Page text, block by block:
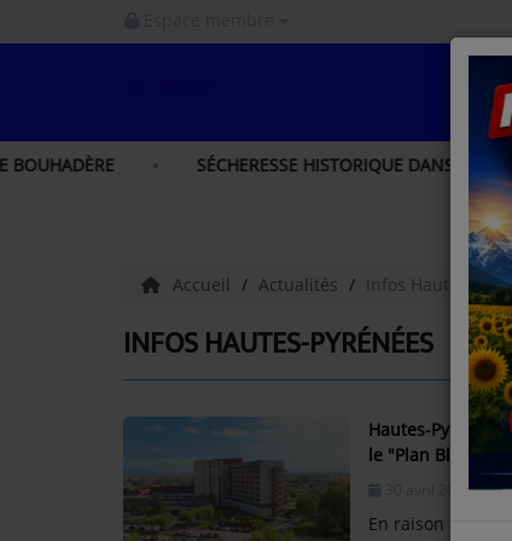
SÉCHERESSE HISTORIQUE DANS LES HAUTES-
ACCUEIL
INFOS NORD GASCOGNE
INFOS HAUTES - PYRÉNÉES
Accueil Actualités Infos Hautes-
INFOS HAUTES-PYRÉNÉES
Hautes-
le "Plan Blanc"
30 avril 2026 -
En raison d’une